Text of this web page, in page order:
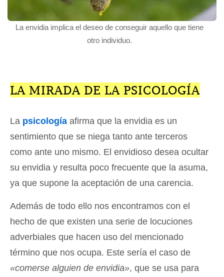
La envidia implica el deseo de conseguir aquello que tiene
otro individuo.
LA MIRADA DE LA PSICOLOGÍA
La psicología afirma que la envidia es un
sentimiento que se niega tanto ante terceros
como ante uno mismo. El envidioso desea ocultar
su envidia y resulta poco frecuente que la asuma,
ya que supone la aceptación de una carencia.
Además de todo ello nos encontramos con el
hecho de que existen una serie de locuciones
adverbiales que hacen uso del mencionado
término que nos ocupa. Este sería el caso de
«comerse alguien de envidia», que se usa para